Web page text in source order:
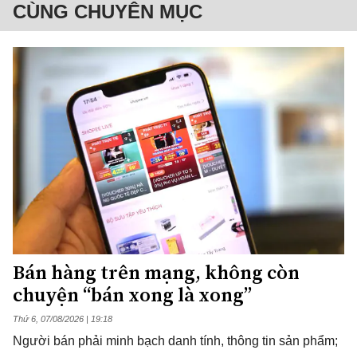
CÙNG CHUYÊN MỤC
Bán hàng trên mạng, không còn
chuyện “bán xong là xong”
Thứ 6, 07/08/2026 | 19:18
Người bán phải minh bạch danh tính, thông tin sản phẩm;